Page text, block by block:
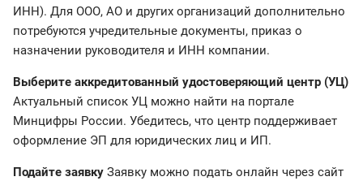
ИНН). Для ООО, АО и других организаций дополнительно
потребуются учредительные документы, приказ о
назначении руководителя и ИНН компании.
Выберите аккредитованный удостоверяющий центр (УЦ)
Актуальный список УЦ можно найти на портале
Минцифры России. Убедитесь, что центр поддерживает
оформление ЭП для юридических лиц и ИП.
Подайте заявку Заявку можно подать онлайн через сайт